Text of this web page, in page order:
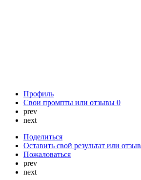
Профиль
Свои промпты или отзывы 0
prev
next
Поделиться
Оставить свой результат или отзыв
Пожаловаться
prev
next